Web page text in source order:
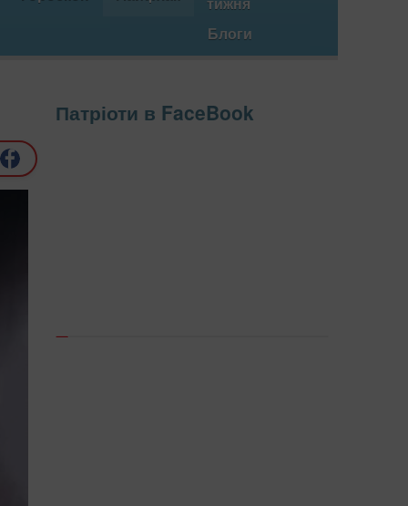
Блоги
Патріоти в FaceBook